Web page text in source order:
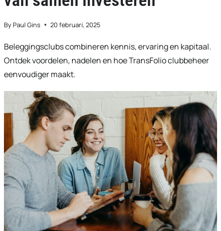
ByPaul Gins 20 februari, 2025
Beleggingsclubs combineren kennis, ervaring en kapitaal.
Ontdek voordelen, nadelen en hoe TransFolio clubbeheer
eenvoudiger maakt.